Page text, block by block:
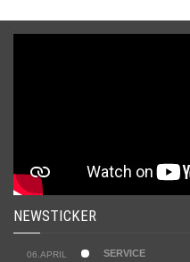
NEWSTICKER
06.APRIL SERVICE